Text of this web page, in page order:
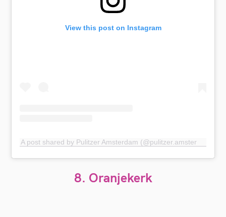
View this post on Instagram
8. Oranjekerk